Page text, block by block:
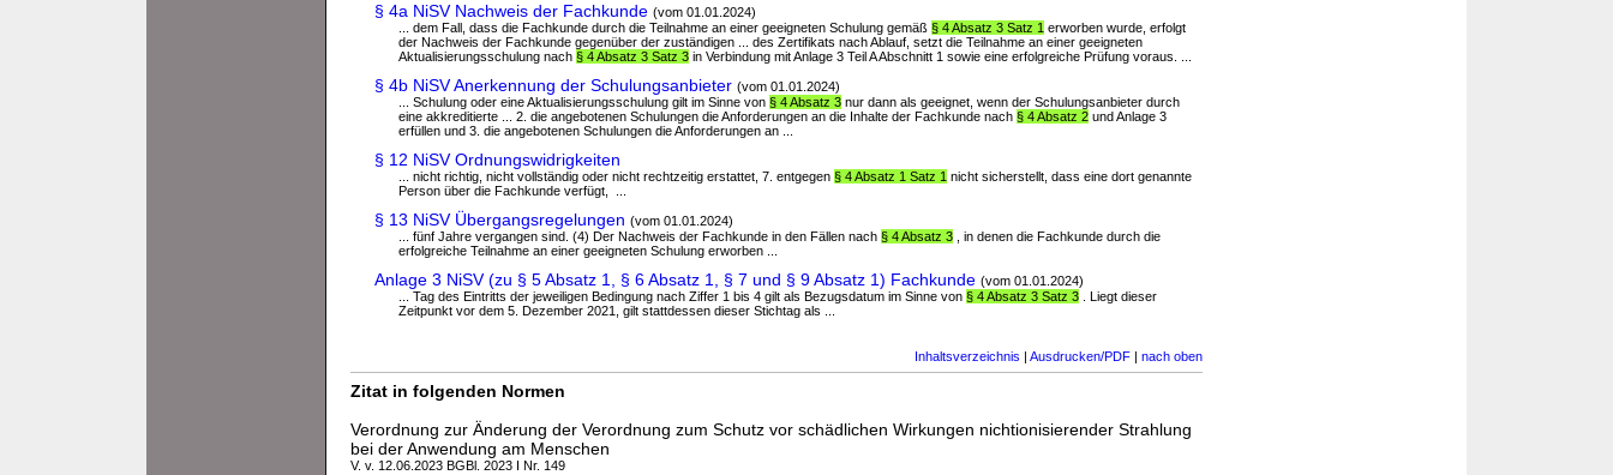
§ 4a NiSV Nachweis der Fachkunde (vom 01.01.2024)
... dem Fall, dass die Fachkunde durch die Teilnahme an einer geeigneten Schulung gemäß § 4 Absatz 3 Satz 1 erworben wurde, erfolgt
der Nachweis der Fachkunde gegenüber der zuständigen ... des Zertifikats nach Ablauf, setzt die Teilnahme an einer geeigneten
Aktualisierungsschulung nach § 4 Absatz 3 Satz 3 in Verbindung mit Anlage 3 Teil A Abschnitt 1 sowie eine erfolgreiche Prüfung voraus. ...
§ 4b NiSV Anerkennung der Schulungsanbieter (vom 01.01.2024)
... Schulung oder eine Aktualisierungsschulung gilt im Sinne von § 4 Absatz 3 nur dann als geeignet, wenn der Schulungsanbieter durch
eine akkreditierte ... 2. die angebotenen Schulungen die Anforderungen an die Inhalte der Fachkunde nach § 4 Absatz 2 und Anlage 3
erfüllen und 3. die angebotenen Schulungen die Anforderungen an ...
§ 12 NiSV Ordnungswidrigkeiten
... nicht richtig, nicht vollständig oder nicht rechtzeitig erstattet, 7. entgegen § 4 Absatz 1 Satz 1 nicht sicherstellt, dass eine dort genannte
Person über die Fachkunde verfügt, ...
§ 13 NiSV Übergangsregelungen (vom 01.01.2024)
... fünf Jahre vergangen sind. (4) Der Nachweis der Fachkunde in den Fällen nach § 4 Absatz 3 , in denen die Fachkunde durch die
erfolgreiche Teilnahme an einer geeigneten Schulung erworben ...
Anlage 3 NiSV (zu § 5 Absatz 1, § 6 Absatz 1, § 7 und § 9 Absatz 1) Fachkunde (vom 01.01.2024)
... Tag des Eintritts der jeweiligen Bedingung nach Ziffer 1 bis 4 gilt als Bezugsdatum im Sinne von § 4 Absatz 3 Satz 3 . Liegt dieser
Zeitpunkt vor dem 5. Dezember 2021, gilt stattdessen dieser Stichtag als ...
Inhaltsverzeichnis | Ausdrucken/PDF | nach oben
Zitat in folgenden Normen
Verordnung zur Änderung der Verordnung zum Schutz vor schädlichen Wirkungen nichtionisierender Strahlung
bei der Anwendung am Menschen
V. v. 12.06.2023 BGBl. 2023 I Nr. 149